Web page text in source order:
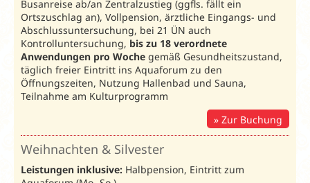
Busanreise ab/an Zentralzustieg (ggfls. fällt ein
Ortszuschlag an), Vollpension, ärztliche Eingangs- und
Abschlussuntersuchung, bei 21 ÜN auch
Kontrolluntersuchung, bis zu 18 verordnete
Anwendungen pro Woche gemäß Gesundheitszustand,
täglich freier Eintritt ins Aquaforum zu den
Öffnungszeiten, Nutzung Hallenbad und Sauna,
Teilnahme am Kulturprogramm
Zur Buchung
Weihnachten & Silvester
Leistungen inklusive: Halbpension, Eintritt zum
Imperial: 74205 Unterbr. Bel. 15.11.-20.12.26
08.03.-
04.10.-
Leistung
Leichte
Kur
Heilkur
(HK)
Kur
DZ Bestpreis DZVT 2 130 143
DZS
160
152
DZ Komfort
DZK 2
EZ Komfort
EZK 1 149 173